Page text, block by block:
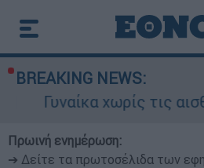
BREAKING NEWS:
χωρίς τις αισθήσεις
Πρωινή ενημέρωση:
➔ Δείτε τα πρωτοσέλιδα των